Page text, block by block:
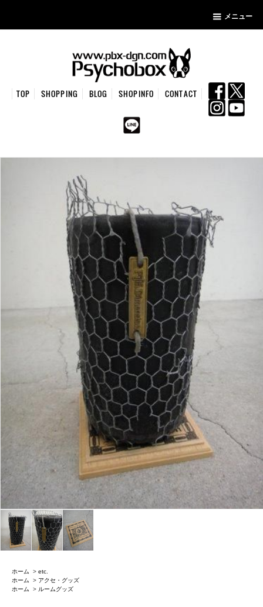
メニュー
TOP SHOPPING BLOG SHOPINFO CONTACT
ホーム > etc.
ホーム
> アクセ・グッズ
ホーム
> ルームグッズ